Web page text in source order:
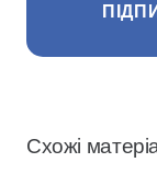
Схожі